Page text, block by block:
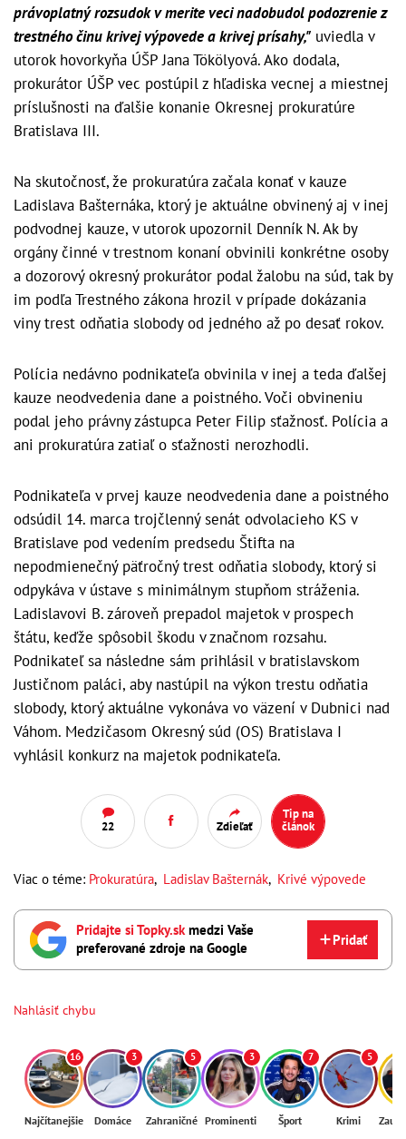
právoplatný rozsudok v merite veci nadobudol podozrenie z
trestného činu krivej výpovede a krivej prísahy," uviedla v
utorok hovorkyňa ÚŠP Jana Tökölyová. Ako dodala,
prokurátor ÚŠP vec postúpil z hľadiska vecnej a miestnej
príslušnosti na ďalšie konanie Okresnej prokuratúre
Bratislava III.
Na skutočnosť, že prokuratúra začala konať v kauze
Ladislava Bašternáka, ktorý je aktuálne obvinený aj v inej
podvodnej kauze, v utorok upozornil Denník N. Ak by
orgány činné v trestnom konaní obvinili konkrétne osoby
a dozorový okresný prokurátor podal žalobu na súd, tak by
im podľa Trestného zákona hrozil v prípade dokázania
viny trest odňatia slobody od jedného až po desať rokov.
Polícia nedávno podnikateľa obvinila v inej a teda ďalšej
kauze neodvedenia dane a poistného. Voči obvineniu
podal jeho právny zástupca Peter Filip sťažnosť. Polícia a
ani prokuratúra zatiaľ o sťažnosti nerozhodli.
Podnikateľa v prvej kauze neodvedenia dane a poistného
odsúdil 14. marca trojčlenný senát odvolacieho KS v
Bratislave pod vedením predsedu Štifta na
nepodmienečný päťročný trest odňatia slobody, ktorý si
odpykáva v ústave s minimálnym stupňom stráženia.
Ladislavovi B. zároveň prepadol majetok v prospech
štátu, keďže spôsobil škodu v značnom rozsahu.
Podnikateľ sa následne sám prihlásil v bratislavskom
Justičnom paláci, aby nastúpil na výkon trestu odňatia
slobody, ktorý aktuálne vykonáva vo väzení v Dubnici nad
Váhom. Medzičasom Okresný súd (OS) Bratislava I
vyhlásil konkurz na majetok podnikateľa.
22 Zdieľať
Tip na
článok
Viac o téme: Prokuratúra, Ladislav Bašternák, Krivé výpovede
Pridajte si Topky.skmedzi Vaše
preferované zdroje na Google
Pridať
Nahlásiť chybu
16
Najčítanejšie
3
Domáce
5
Zahraničné
3
Prominenti
7
Šport
5
Krimi